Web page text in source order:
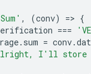
, (conv) => {
===
. sum = conv.
I'll store